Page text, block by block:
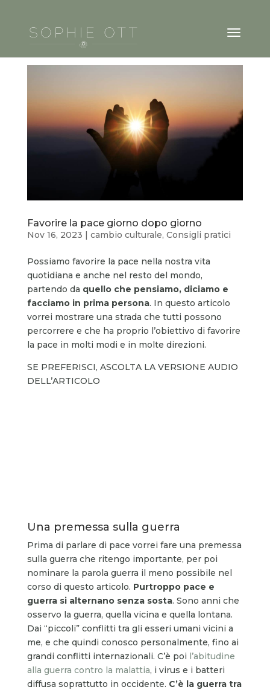
Favorire la pace giorno dopo giorno
Nov 16, 2023 | cambio culturale, Consigli pratici
Possiamo favorire la pace nella nostra vita
quotidiana e anche nel resto del mondo,
partendo da quello che pensiamo, diciamo e
facciamo in prima persona. In questo articolo
vorrei mostrare una strada che tutti possono
percorrere e che ha proprio l’obiettivo di favorire
la pace in molti modi e in molte direzioni.
SE PREFERISCI, ASCOLTA LA VERSIONE AUDIO
DELL’ARTICOLO
Una premessa sulla guerra
Prima di parlare di pace vorrei fare una premessa
sulla guerra che ritengo importante, per poi
nominare la parola guerra il meno possibile nel
corso di questo articolo. Purtroppo pace e
guerra si alternano senza sosta. Sono anni che
osservo la guerra, quella vicina e quella lontana.
Dai “piccoli” conflitti tra gli esseri umani vicini a
me, e che quindi conosco personalmente, fino ai
grandi conflitti internazionali. C’è poi l’abitudine
alla guerra contro la malattia, i virus e i batteri
diffusa soprattutto in occidente. C’è la guerra tra